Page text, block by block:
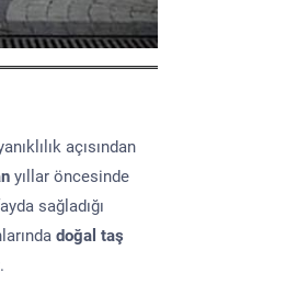
açısından
yıllar öncesinde
sağladığı
doğal taş